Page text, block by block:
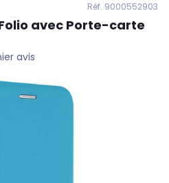
Réf. 9000552903
avec Porte-carte
avis